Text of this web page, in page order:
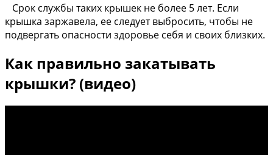
Срок службы таких крышек не более 5 лет. Если
крышка заржавела, ее следует выбросить, чтобы не
подвергать опасности здоровье себя и своих близких.
Как правильно закатывать
крышки? (видео)